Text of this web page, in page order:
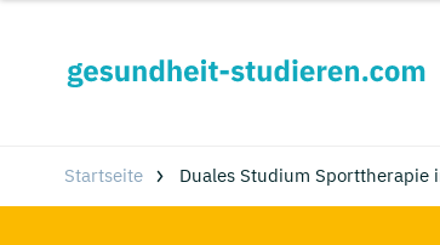
Startseite Duales Studium Sporttherapie